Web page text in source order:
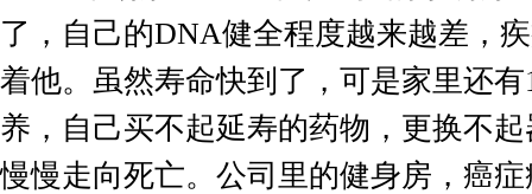
了，自己的DNA健全程度越来越差，
着他。虽然寿命快到了，可是家里还有
养，自己买不起延寿的药物，更换不
慢慢走向死亡。公司里的健身房，癌